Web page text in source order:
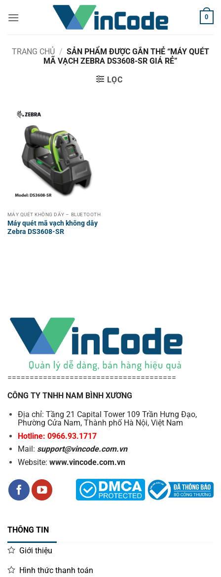
qua
0
TRANG CHỦ / SẢN PHẨM ĐƯỢC GẮN THẺ “MÁY QUÉT
MÃ VẠCH ZEBRA DS3608-SR GIÁ RẺ”
LỌC
MÁY QUÉT KHÔNG DÂY – BLUETOOTH
Máy quét mã vạch không dây
Zebra DS3608-SR
======================================
CÔNG TY TNHH NAM BÌNH XƯƠNG
Địa chỉ: Tầng 21 Capital Tower 109 Trần Hưng Đạo,
Phường Cửa Nam, Thành phố Hà Nội, Việt Nam
Hotline: 0966.93.1717
Mail: support@vincode.com.vn
Website: www.vincode.com.vn
THÔNG TIN
Giới thiệu
Hình thức thanh toán